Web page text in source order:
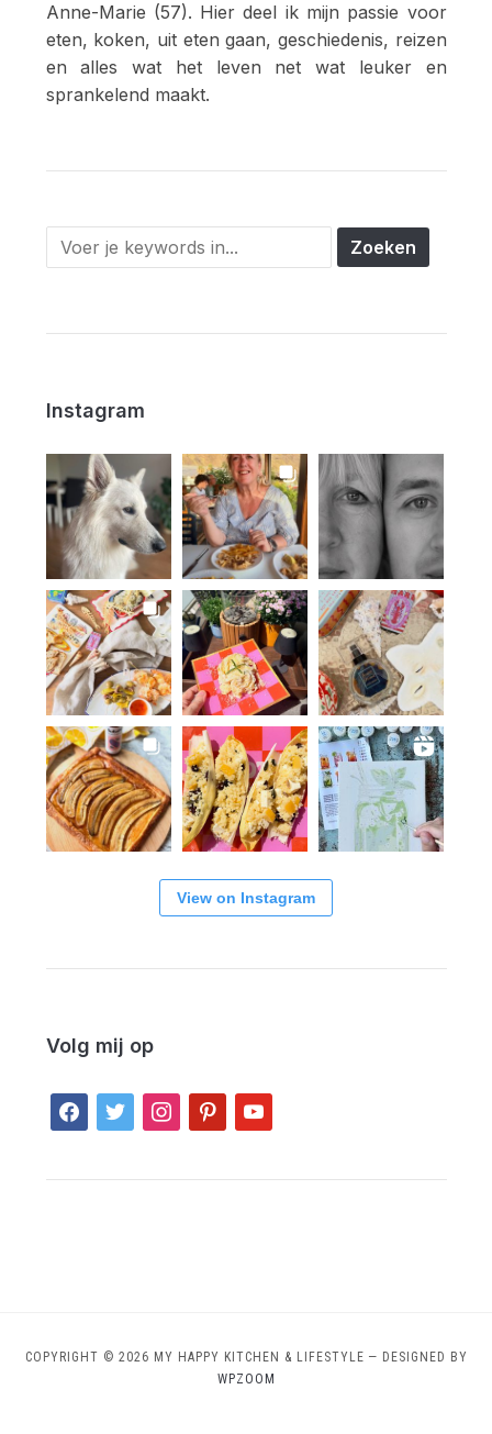
Anne-Marie (57). Hier deel ik mijn passie voor
eten, koken, uit eten gaan, geschiedenis, reizen
en alles wat het leven net wat leuker en
sprankelend maakt.
Instagram
View on Instagram
Volg mij op
facebook
twitter instagrampinterestyoutube
COPYRIGHT © 2026 MY HAPPY KITCHEN & LIFESTYLE — DESIGNED BY
WPZOOM